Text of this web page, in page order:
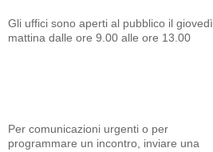
Gli uffici sono aperti al pubblico il giovedì
mattina dalle ore 9.00 alle ore 13.00
Per comunicazioni urgenti o per
programmare un incontro, inviare una